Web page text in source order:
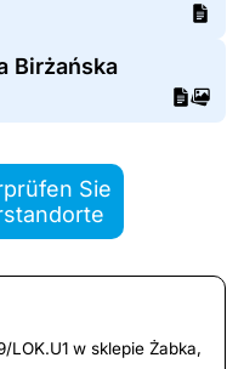
Birżańska
Sie
LOK.U1 w sklepie Żabka,